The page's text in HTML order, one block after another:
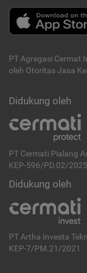
PT Agregasi Cermat
oleh Otoritas Jasa
Didukung oleh
PT Cermati Pialang
KEP-596/PD.02/2025
Didukung oleh
PT Artha Investa
KEP-7/PM.21/2021